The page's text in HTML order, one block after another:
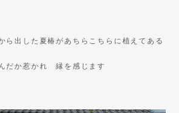
ら出した夏椿があちらこちらに植えてある
だか惹かれ 縁を感じます